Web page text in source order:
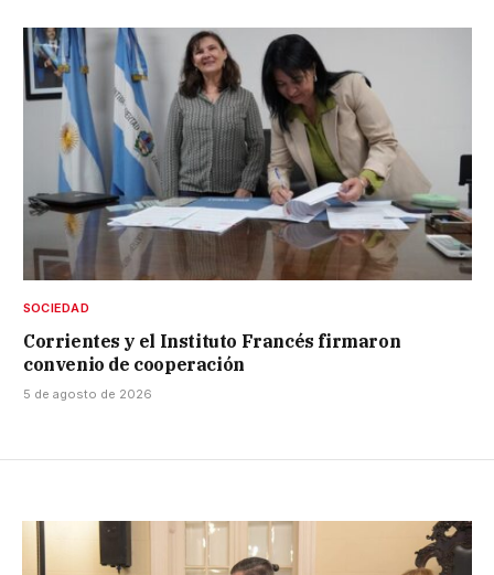
SOCIEDAD
Corrientes y el Instituto Francés firmaron
convenio de cooperación
5 de agosto de 2026